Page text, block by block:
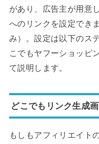
があり、広告主が用意
へのリンクを設定でき
み）。設定は以下のス
こでもヤフーショッピ
て説明します。
どこでもリンク生成
もしもアフィリエイト